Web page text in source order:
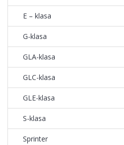
E – klasa
G-klasa
GLA-klasa
GLC-klasa
GLE-klasa
S-klasa
Sprinter